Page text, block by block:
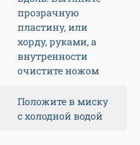
прозрачную
пластину, или
хорду, руками, а
внутренности
очистите ножом
Положите в миску
с холодной водой